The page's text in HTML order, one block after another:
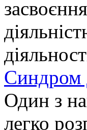
Синдром
Один з
легко